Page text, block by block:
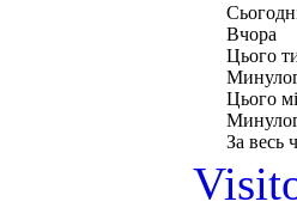
Вчора
Цього
Цього
За весь